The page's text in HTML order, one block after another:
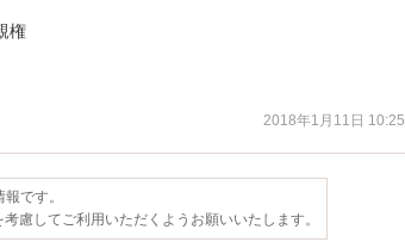
権
2018年1月11日 10:25
です。
慮してご利用いただくようお願いいたします。